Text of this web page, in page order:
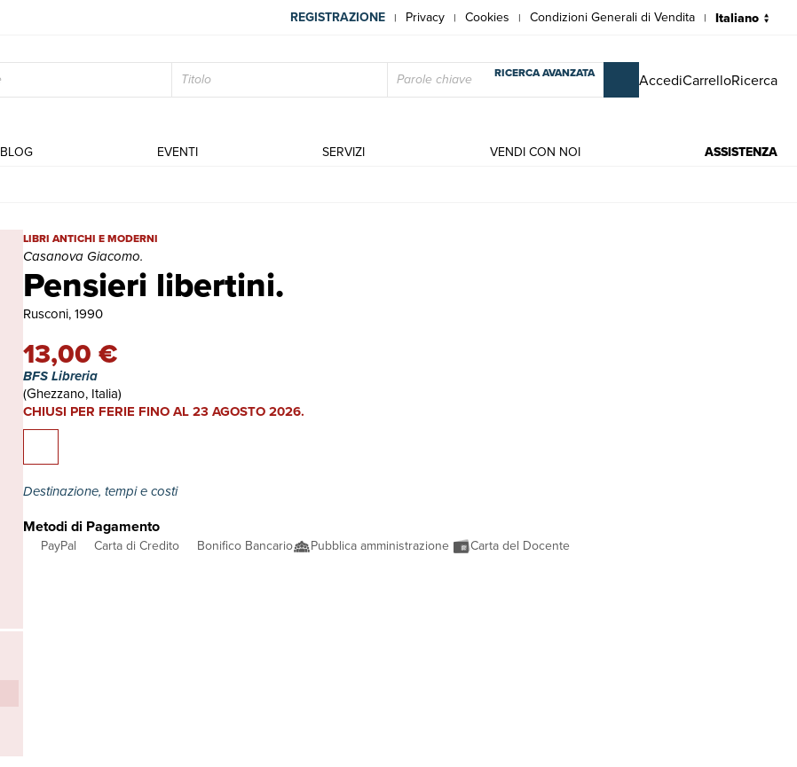
REGISTRAZIONE | Privacy | Cookies | Condizioni Generali di Vendita |
RICERCA AVANZATA AccediCarrelloRicerca
BLOG EVENTI SERVIZI VENDI CON NOI ASSISTENZA
Pensieri libertini.
Pensieri libertini. | Libri antichi e moderni | Casanova Giacomo.
LIBRI ANTICHI E MODERNI
Casanova Giacomo.
Rusconi, 1990
13,00 €
BFS Libreria
(Ghezzano, Italia)
CHIUSI PER FERIE FINO AL 23 AGOSTO 2026.
Destinazione, tempi e costi
Metodi di Pagamento
PayPal Carta di Credito Bonifico Bancario Pubblica amministrazione Carta del Docente